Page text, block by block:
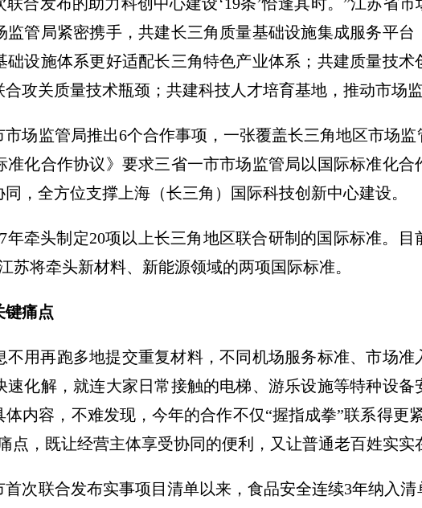
监管局紧密携手，共建长三角质量基础设施集成服务平台
设施体系更好适配长三角特色产业体系；共建质量技术
攻关质量技术瓶颈；共建科技人才培育基地，推动市场
场监管局推出6个合作事项，一张覆盖长三角地区市场
化合作协议》要求三省一市市场监管局以国际标准化合
，全方位支撑上海（长三角）国际科技创新中心建设。
年牵头制定20项以上长三角地区联合研制的国际标准。
苏将牵头新材料、新能源领域的两项国际标准。
键痛点
不用再跑多地提交重复材料，不同机场服务标准、市场
速化解，就连大家日常接触的电梯、游乐设施等特种设
内容，不难发现，今年的合作不仅“握指成拳”联系得更
点，既让经营主体享受协同的便利，又让普通老百姓实实
首次联合发布实事项目清单以来，食品安全连续3年纳入